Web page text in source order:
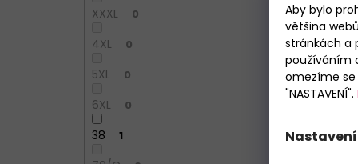
Aby bylo
většina
stránkách a
používáním
omezíme se
"NASTAVENÍ".
Nastavení
XXXL 0
4XL 0
5XL 0
6XL 0
38 1